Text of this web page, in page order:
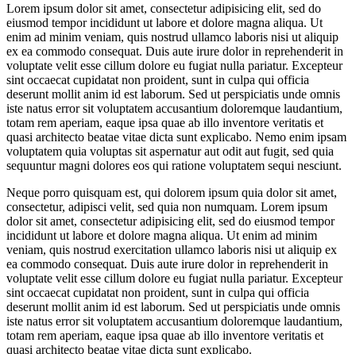
Lorem ipsum dolor sit amet, consectetur adipisicing elit, sed do
eiusmod tempor incididunt ut labore et dolore magna aliqua. Ut
enim ad minim veniam, quis nostrud ullamco laboris nisi ut aliquip
ex ea commodo consequat. Duis aute irure dolor in reprehenderit in
voluptate velit esse cillum dolore eu fugiat nulla pariatur. Excepteur
sint occaecat cupidatat non proident, sunt in culpa qui officia
deserunt mollit anim id est laborum. Sed ut perspiciatis unde omnis
iste natus error sit voluptatem accusantium doloremque laudantium,
totam rem aperiam, eaque ipsa quae ab illo inventore veritatis et
quasi architecto beatae vitae dicta sunt explicabo. Nemo enim ipsam
voluptatem quia voluptas sit aspernatur aut odit aut fugit, sed quia
sequuntur magni dolores eos qui ratione voluptatem sequi nesciunt.
Neque porro quisquam est, qui dolorem ipsum quia dolor sit amet,
consectetur, adipisci velit, sed quia non numquam. Lorem ipsum
dolor sit amet, consectetur adipisicing elit, sed do eiusmod tempor
incididunt ut labore et dolore magna aliqua. Ut enim ad minim
veniam, quis nostrud exercitation ullamco laboris nisi ut aliquip ex
ea commodo consequat. Duis aute irure dolor in reprehenderit in
voluptate velit esse cillum dolore eu fugiat nulla pariatur. Excepteur
sint occaecat cupidatat non proident, sunt in culpa qui officia
deserunt mollit anim id est laborum. Sed ut perspiciatis unde omnis
iste natus error sit voluptatem accusantium doloremque laudantium,
totam rem aperiam, eaque ipsa quae ab illo inventore veritatis et
quasi architecto beatae vitae dicta sunt explicabo.